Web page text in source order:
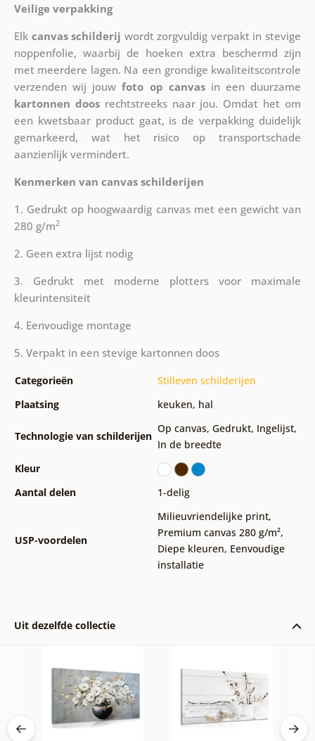
Veilige verpakking
Elk canvas schilderij wordt zorgvuldig verpakt in stevige
noppenfolie, waarbij de hoeken extra beschermd zijn
met meerdere lagen. Na een grondige kwaliteitscontrole
verzenden wij jouwfoto op canvasin een duurzame
kartonnen doosrechtstreeks naar jou. Omdat het om
een kwetsbaar product gaat, is de verpakking duidelijk
gemarkeerd, wat het risico op transportschade
aanzienlijk vermindert.
Kenmerken van canvas schilderijen
1. Gedrukt op hoogwaardig canvas met een gewicht van
280 g/m2
2. Geen extra lijst nodig
3. Gedrukt met moderne plotters voor maximale
kleurintensiteit
4. Eenvoudige montage
5. Verpakt in een stevige kartonnen doos
Categorieën
Stilleven schilderijen
Plaatsing
keuken, hal
Technologie van schilderijen
Op canvas, Gedrukt, Ingelijst,
In de breedte
Kleur
Aantal delen
1-delig
USP-voordelen
Milieuvriendelijke print,
Premium canvas 280 g/m²,
Diepe kleuren, Eenvoudige
installatie
Uit dezelfde collectie